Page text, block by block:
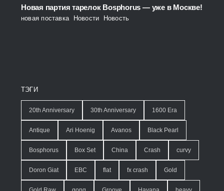
Новая партия тарелок Bosphorus — уже в Москве!
новая поставка Новости Новость
ТЭГИ
20th Anniversary 30th Anniversary 1600 Era
Antique Ari Hoenig Avanos Black Pearl
Bosphorus Box Set China Crash curvy
Doron Giat EBC flat fx crash Gold